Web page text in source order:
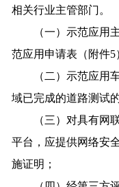
相关行业主管部门。
（一）示范应用主
范应用申请表（附件5
（二）示范应用车
域已完成的道路测试
（三）对具有网联
平台，应提供网络安
施证明；